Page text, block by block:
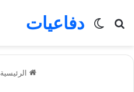
دفاعيات
بحث
الوضع
الرئيسية